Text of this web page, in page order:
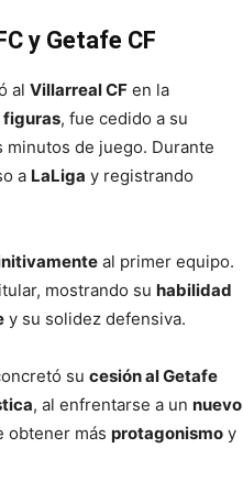
y Getafe CF
al Villarreal CF en la
figuras, fue cedido a su
minutos de juego. Durante
a LaLiga y registrando
al primer equipo.
mostrando su habilidad
y su solidez defensiva.
su cesión al Getafe
, al enfrentarse a un nuevo
obtener más protagonismo y